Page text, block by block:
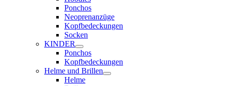
Ponchos
Neoprenanzüge
Kopfbedeckungen
Socken
KINDER
Ponchos
Kopfbedeckungen
Helme und Brillen
Helme